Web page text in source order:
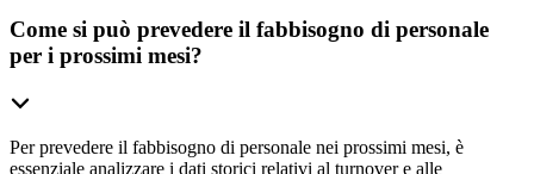
Come si può prevedere il fabbisogno di personale
per i prossimi mesi?
Per prevedere il fabbisogno di personale nei prossimi mesi, è
essenziale analizzare i dati storici relativi al turnover e alle